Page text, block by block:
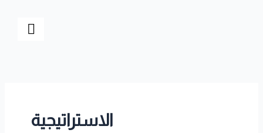
الاستراتيجية